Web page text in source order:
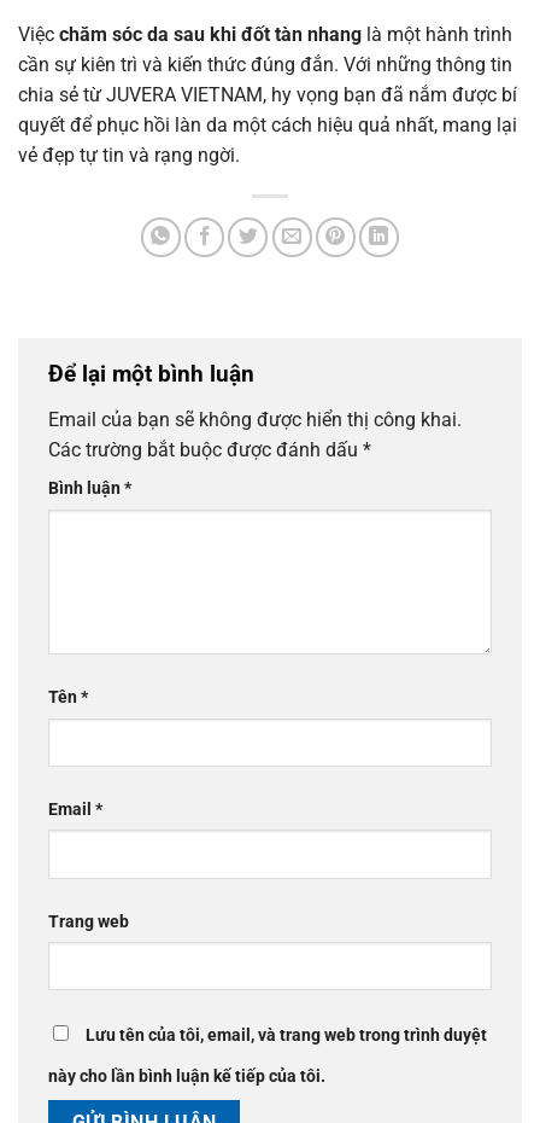
Việc chăm sóc da sau khi đốt tàn nhang là một hành trình
cần sự kiên trì và kiến thức đúng đắn. Với những thông tin
chia sẻ từ JUVERA VIETNAM, hy vọng bạn đã nắm được bí
quyết để phục hồi làn da một cách hiệu quả nhất, mang lại
vẻ đẹp tự tin và rạng ngời.
Để lại một bình luận
Email của bạn sẽ không được hiển thị công khai.
Các trường bắt buộc được đánh dấu *
Bình luận*
Tên*
Email *
Trang web
Lưu tên của tôi, email, và trang web trong trình duyệt
này cho lần bình luận kế tiếp của tôi.